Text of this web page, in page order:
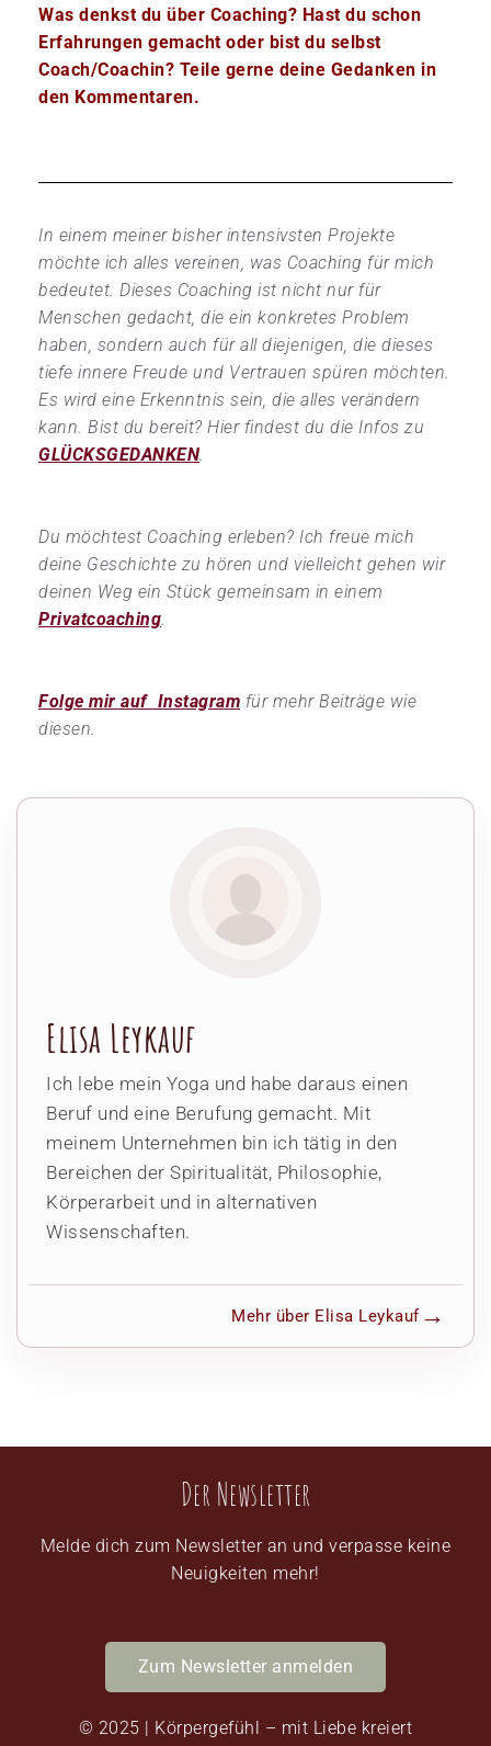
Was denkst du über Coaching? Hast du schon
Erfahrungen gemacht oder bist du selbst
Coach/Coachin? Teile gerne deine Gedanken in
den Kommentaren.
In einem meiner bisher intensivsten Projekte
möchte ich alles vereinen, was Coaching für mich
bedeutet. Dieses Coaching ist nicht nur für
Menschen gedacht, die ein konkretes Problem
haben, sondern auch für all diejenigen, die dieses
tiefe innere Freude und Vertrauen spüren möchten.
Es wird eine Erkenntnis sein, die alles verändern
kann. Bist du bereit? Hier findest du die Infos zu
GLÜCKSGEDANKEN.
Du möchtest Coaching erleben? Ich freue mich
deine Geschichte zu hören und vielleicht gehen wir
deinen Weg ein Stück gemeinsam in einem
Privatcoaching.
Folge mir auf Instagram für mehr Beiträge wie
diesen.
Elisa Leykauf
Ich lebe mein Yoga und habe daraus einen
Beruf und eine Berufung gemacht. Mit
meinem Unternehmen bin ich tätig in den
Bereichen der Spiritualität, Philosophie,
Körperarbeit und in alternativen
Wissenschaften.
Mehr über Elisa Leykauf
Der Newsletter
Melde dich zum Newsletter an und verpasse keine
Neuigkeiten mehr!
Zum Newsletter anmelden
© 2025 | Körpergefühl – mit Liebe kreiert